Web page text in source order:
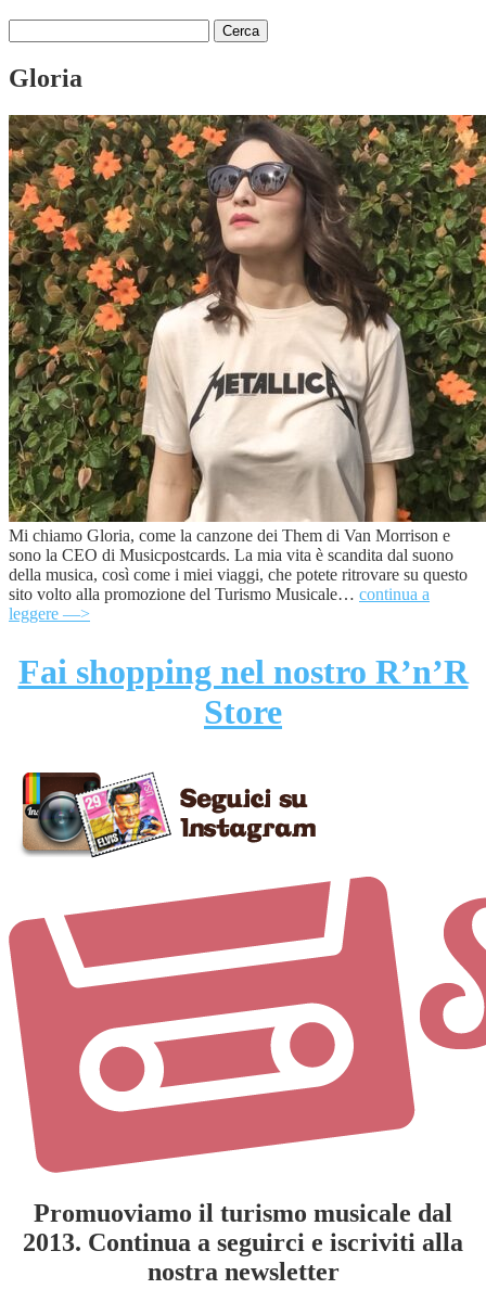
per:
Gloria
Mi chiamo Gloria, come la canzone dei Them di Van Morrison e
sono la CEO di Musicpostcards. La mia vita è scandita dal suono
della musica, così come i miei viaggi, che potete ritrovare su questo
sito volto alla promozione del Turismo Musicale… continua a
leggere —>
Fai shopping nel nostro R’n’R
Store
Promuoviamo il turismo musicale dal
2013. Continua a seguirci e iscriviti alla
nostra newsletter